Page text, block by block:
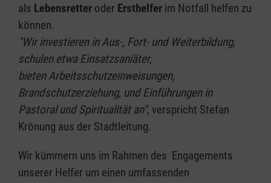
als Lebensretter oder Ersthelfer im Notfall helfen zu
können.
"Wir investieren in Aus-, Fort- und Weiterbildung,
schulen etwa Einsatzsaniäter,
bieten Arbeitsschutzeinweisungen,
Brandschutzerziehung, und Einführungen in
Pastoral und Spiritualität an", verspricht Stefan
Krönung aus der Stadtleitung.
Wir kümmern uns im Rahmen des Engagements
unserer Helfer um einen umfassenden